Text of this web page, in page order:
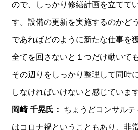
ので、しっかり修繕計画を立てて
す。設備の更新を実施するのかど
であればどのように新たな仕事を
全てを回さないと１つだけ動いて
その辺りをしっかり整理して同時
しなければいけないと感じています
岡崎 千晃氏： ちょうどコンサル
はコロナ禍ということもあり、非